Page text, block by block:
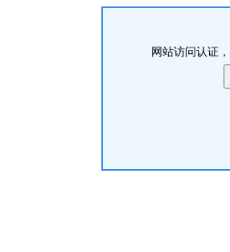
网站访问认证